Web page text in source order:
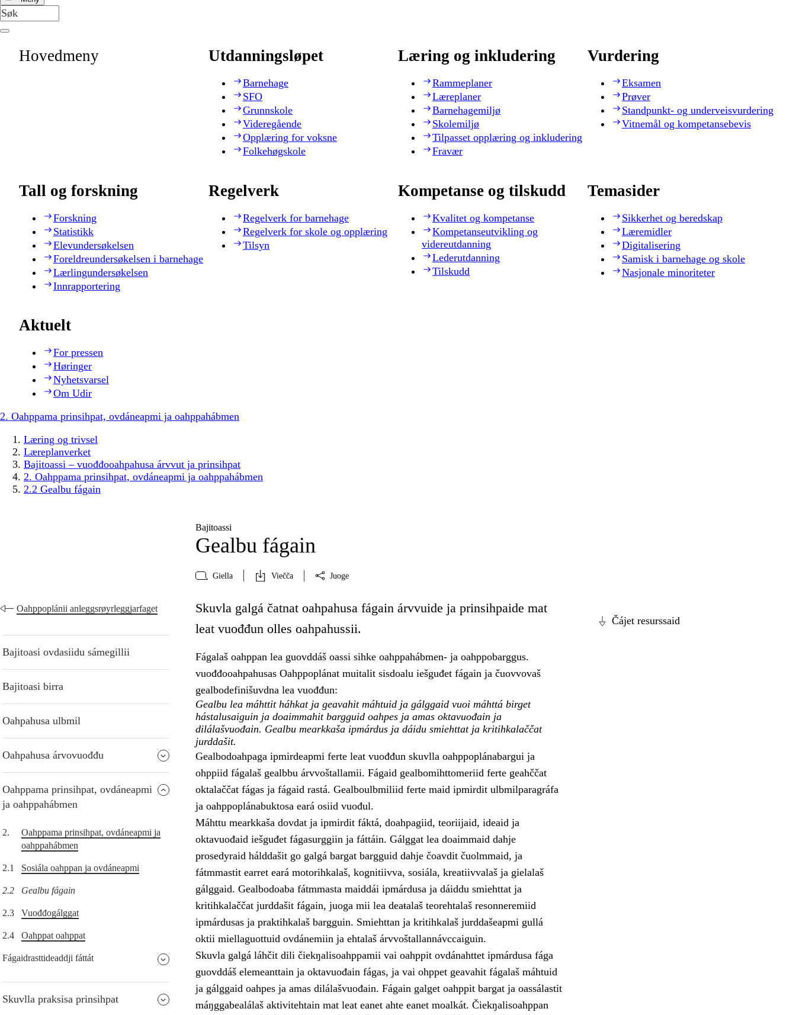
Hovedmeny Utdanningsløpet
Barnehage
SFO
Grunnskole
Videregående
Opplæring for voksne
Folkehøgskole
Læring og inkludering
Rammeplaner
Læreplaner
Barnehagemiljø
Skolemiljø
Tilpasset opplæring og inkludering
Fravær
Vurdering
Eksamen
Prøver
Standpunkt- og underveisvurdering
Vitnemål og kompetansebevis
Tall og forskning
Forskning
Statistikk
Elevundersøkelsen
Foreldreundersøkelsen i barnehage
Lærlingundersøkelsen
Innrapportering
Regelverk
Regelverk for barnehage
Regelverk for skole og opplæring
Tilsyn
Kompetanse og tilskudd
Kvalitet og kompetanse
Kompetanseutvikling og
videreutdanning
Lederutdanning
Tilskudd
Temasider
Sikkerhet og beredskap
Læremidler
Digitalisering
Samisk i barnehage og skole
Nasjonale minoriteter
Aktuelt
For pressen
Høringer
Nyhetsvarsel
Om Udir
2. Oahppama prinsihpat, ovdáneapmi ja oahppahábmen
Læring og trivsel
Læreplanverket
Bajitoassi – vuođđooahpahusa árvvut ja prinsihpat
2. Oahppama prinsihpat, ovdáneapmi ja oahppahábmen
2.2 Gealbu fágain
Bajitoassi
Gealbu fágain
Giella Viečča Juoge
Oahppoplánii anleggsrøyrleggjarfaget
Bajitoasi ovdasiidu sámegillii
Bajitoasi birra
Oahpahusa ulbmil
Oahpahusa árvovuođđu
Oahppama prinsihpat, ovdáneapmi
ja oahppahábmen
2.
Oahppama prinsihpat, ovdáneapmi ja
oahppahábmen
2.1 Sosiála oahppan ja ovdáneapmi
2.2 Gealbu fágain
2.3 Vuođđogálggat
2.4 Oahppat oahppat
Fágaidrasttideaddji fáttát
Skuvlla praksisa prinsihpat
Čájet resurssaid
Skuvla galgá čatnat oahpahusa fágain árvvuide ja prinsihpaide mat
leat vuođđun olles oahpahussii.
Fágalaš oahppan lea guovddáš oassi sihke oahppahábmen- ja oahppobarggus.
vuođđooahpahusas Oahppoplánat muitalit sisdoalu iešguđet fágain ja čuovvovaš
gealbodefinišuvdna lea vuođđun:
Gealbu lea máhttit háhkat ja geavahit máhtuid ja gálggaid vuoi máhttá birget
hástalusaiguin ja doaimmahit bargguid oahpes ja amas oktavuođain ja
dilálašvuođain. Gealbu mearkkaša ipmárdus ja dáidu smiehttat ja kritihkalaččat
jurddašit.
Gealbodoahpaga ipmirdeapmi ferte leat vuođđun skuvlla oahppoplánabargui ja
ohppiid fágalaš gealbbu árvvoštallamii. Fágaid gealbomihttomeriid ferte geahččat
oktalaččat fágas ja fágaid rastá. Gealboulbmiliid ferte maid ipmirdit ulbmilparagráfa
ja oahppoplánabuktosa eará osiid vuođul.
Máhttu mearkkaša dovdat ja ipmirdit fáktá, doahpagiid, teoriijaid, ideaid ja
oktavuođaid iešguđet fágasurggiin ja fáttáin. Gálggat lea doaimmaid dahje
prosedyraid hálddašit go galgá bargat bargguid dahje čoavdit čuolmmaid, ja
fátmmastit earret eará motorihkalaš, kognitiivva, sosiála, kreatiivvalaš ja gielalaš
gálggaid. Gealbodoaba fátmmasta maiddái ipmárdusa ja dáiddu smiehttat ja
kritihkalaččat jurddašit fágain, juoga mii lea deaŧalaš teorehtalaš resonneremiid
ipmárdusas ja praktihkalaš bargguin. Smiehttan ja kritihkalaš jurddašeapmi gullá
oktii miellaguottuid ovdánemiin ja ehtalaš árvvoštallannávccaiguin.
Skuvla galgá láhčit dili čiekŋalisoahppamii vai oahppit ovdánahttet ipmárdusa fága
guovddáš elemeanttain ja oktavuođain fágas, ja vai ohppet geavahit fágalaš máhtuid
ja gálggaid oahpes ja amas dilálašvuođain. Fágain galget oahppit bargat ja oassálastit
máŋggabealálaš aktivitehtain mat leat eanet ahte eanet moalkát. Čiekŋalisoahppan